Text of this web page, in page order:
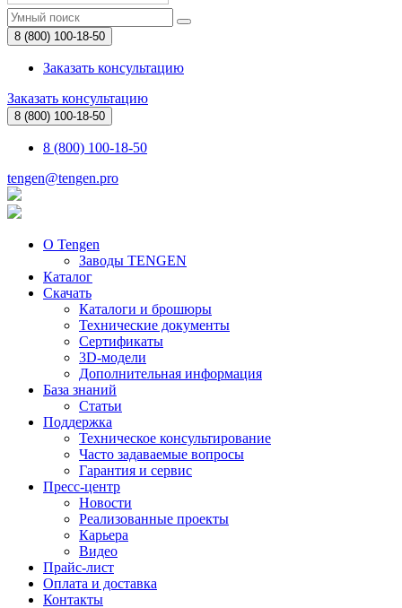
8 (800) 100-18-50
Заказать консультацию
Заказать консультацию
8 (800) 100-18-50
8 (800) 100-18-50
tengen@tengen.pro
О Tengen
Заводы TENGEN
Каталог
Скачать
Каталоги и брошюры
Технические документы
Сертификаты
3D-модели
Дополнительная информация
База знаний
Статьи
Поддержка
Техническое консультирование
Часто задаваемые вопросы
Гарантия и сервис
Пресс-центр
Новости
Реализованные проекты
Карьера
Видео
Прайс-лист
Оплата и доставка
Контакты